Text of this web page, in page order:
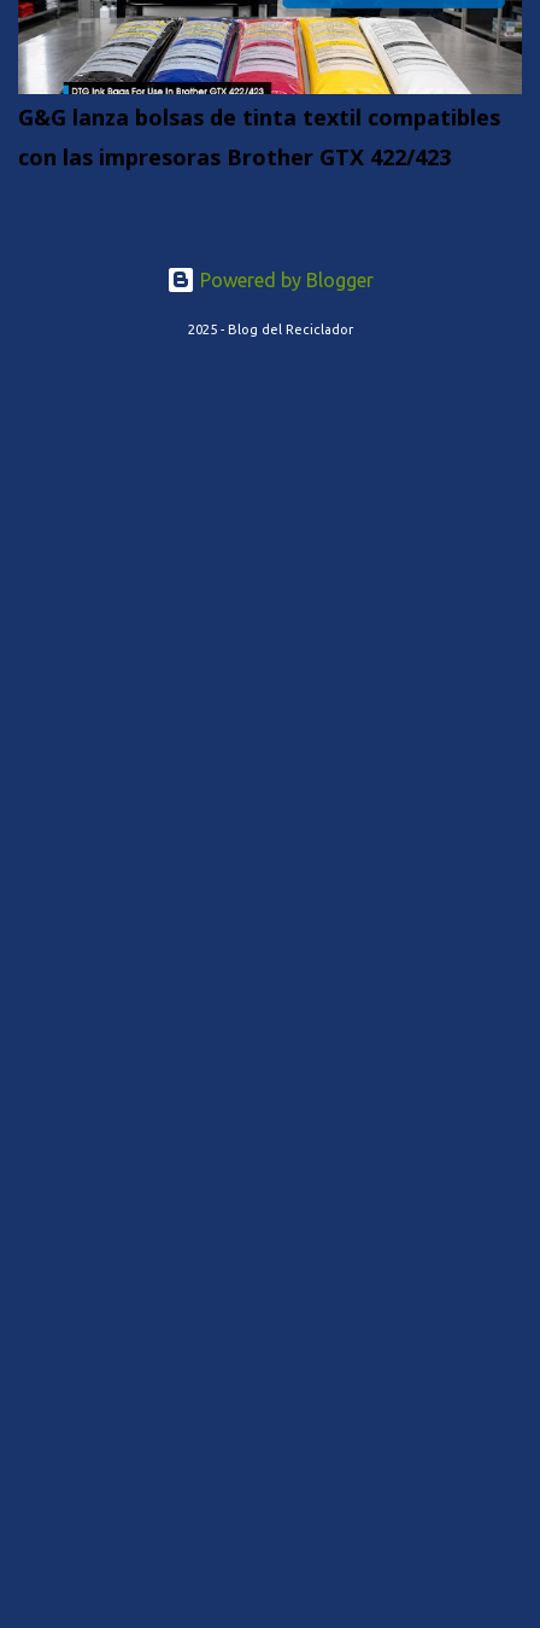
G&G lanza bolsas de tinta textil compatibles
con las impresoras Brother GTX 422/423
Powered by Blogger
2025 - Blog del Reciclador